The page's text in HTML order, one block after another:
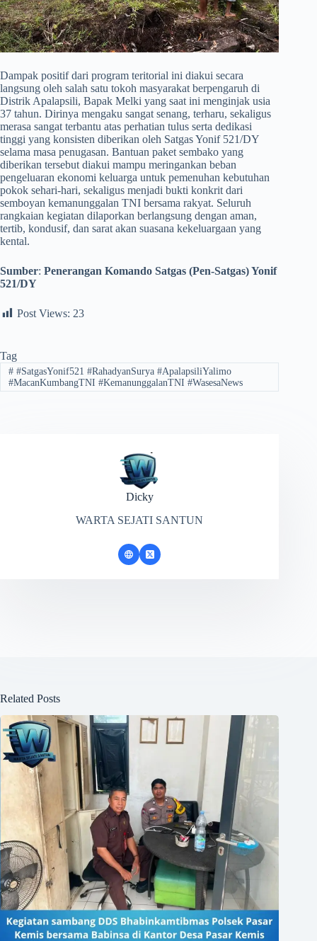
​Dampak positif dari program teritorial ini diakui secara
langsung oleh salah satu tokoh masyarakat berpengaruh di
Distrik Apalapsili, Bapak Melki yang saat ini menginjak usia
37 tahun. Dirinya mengaku sangat senang, terharu, sekaligus
merasa sangat terbantu atas perhatian tulus serta dedikasi
tinggi yang konsisten diberikan oleh Satgas Yonif 521/DY
selama masa penugasan. Bantuan paket sembako yang
diberikan tersebut diakui mampu meringankan beban
pengeluaran ekonomi keluarga untuk pemenuhan kebutuhan
pokok sehari-hari, sekaligus menjadi bukti konkrit dari
semboyan kemanunggalan TNI bersama rakyat. Seluruh
rangkaian kegiatan dilaporkan berlangsung dengan aman,
tertib, kondusif, dan sarat akan suasana kekeluargaan yang
kental.
Sumber: Penerangan Komando Satgas (Pen-Satgas) Yonif
521/DY
Post Views: 23
Tag
##SatgasYonif521 #RahadyanSurya #ApalapsiliYalimo
#MacanKumbangTNI #KemanunggalanTNI #WasesaNews
Dicky
WARTA SEJATI SANTUN
Related Posts